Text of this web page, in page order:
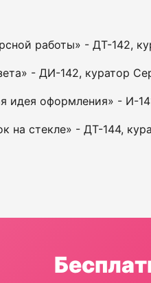
работы» - ДТ-142,
- ДИ-142, куратор
идея оформления» - И-
на стекле» - ДТ-144,